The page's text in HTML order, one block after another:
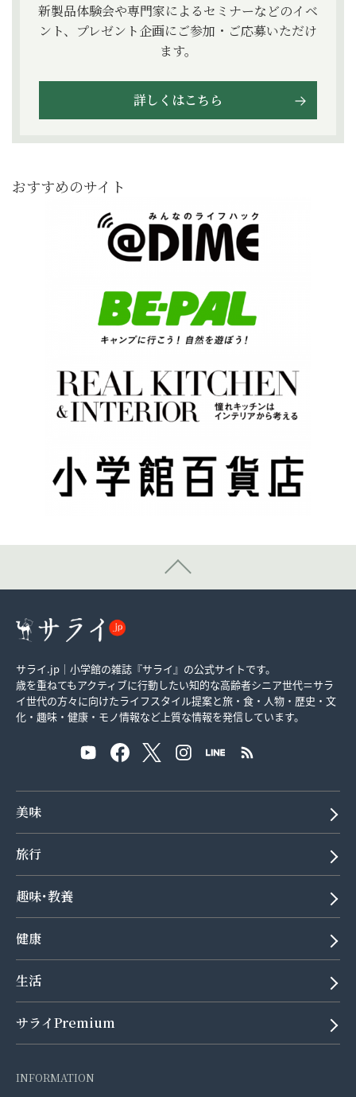
新製品体験会や専門家によるセミナーなどのイベ
ント、プレゼント企画にご参加・ご応募いただけ
ます。
詳しくはこちら
おすすめのサイト
サライ.jp｜小学館の雑誌『サライ』の公式サイトです。
歳を重ねてもアクティブに行動したい知的な高齢者シニア世代＝サラ
イ世代の方々に向けたライフスタイル提案と旅・食・人物・歴史・文
化・趣味・健康・モノ情報など上質な情報を発信しています。
美味
旅行
趣味･教養
健康
生活
サライPremium
INFORMATION